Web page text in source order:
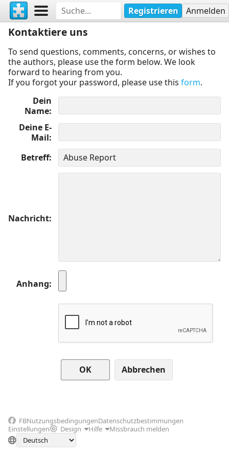
Registrieren Anmelden
Kontaktiere uns
To send questions, comments, concerns, or wishes to
the authors, please use the form below. We look
forward to hearing from you.
If you forgot your password, please use this form.
Dein
Name
Deine E-
Mail
Betreff
Nachricht
Anhang
Abbrechen
FBNutzungsbedingungenDatenschutzbestimmungen
Einstellungen
Design Hilfe Missbrauch melden